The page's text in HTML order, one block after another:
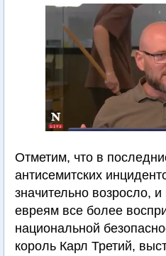
Отметим, что в
антисемитских
значительно возросло,
евреям все более
национальной
король Карл Третий,